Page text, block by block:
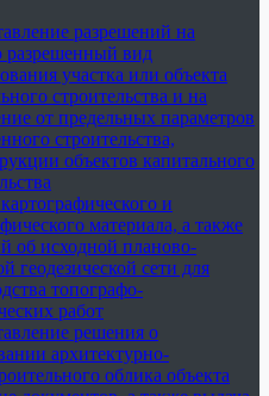
разрешений на
разрешенный вид
участка или объекта
строительства и на
от предельных параметров
строительства,
объектов капитального
и
материала, а также
об исходной планово-
геодезической сети для
топографо-
работ
решения о
архитектурно-
облика объекта